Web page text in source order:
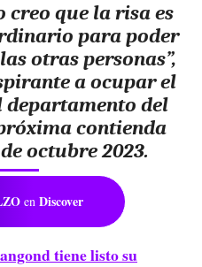
creo que la risa es
para poder
otras personas”,
a ocupar el
del
contienda
octubre 2023.
en Discover
tiene listo su